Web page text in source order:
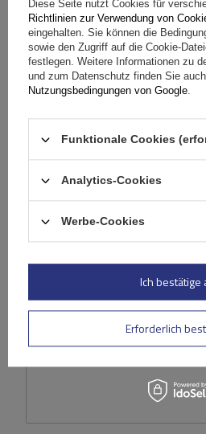
Das Produkt passt zu Autos
Lieferung
Stelle eine Frage
Bewertungen (0)
Ihre Bewertung
Ihre
Diese Seite nutzt Cookies für
Richtlinien zur Verwendung von
eingehalten. Sie können die
sowie den Zugriff auf die Cookie-
festlegen. Weitere Informationen zu
und zum Datenschutz finden Sie
Nutzungsbedingungen von Google.
Funktionale Cookies
Analytics-Cookies
Werbe-Cookies
Erforderlich
Ich bestätige